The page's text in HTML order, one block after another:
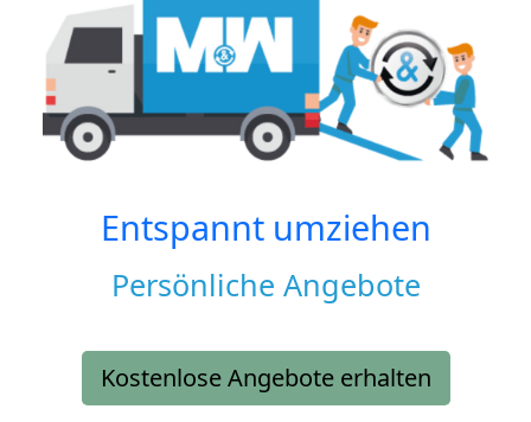
Entspannt umziehen
Persönliche Angebote
Kostenlose Angebote erhalten